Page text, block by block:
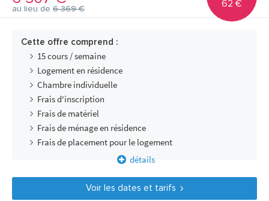
au lieu de 6 369 €
62 €
Cette offre comprend :
15 cours / semaine
Logement en résidence
Chambre individuelle
Frais d'inscription
Frais de matériel
Frais de ménage en résidence
Frais de placement pour le logement
détails
Voir les dates et tarifs